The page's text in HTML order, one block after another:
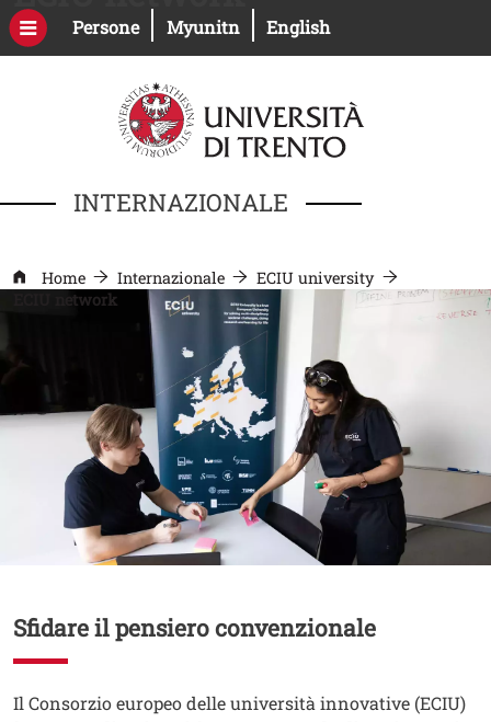
Salta al contenuto principale
PersoneApri il link in una nuova finestra
MyunitnApri il link in una nuova
English
INTERNAZIONALE
Home Internazionale
ECIU university
ECIU network
Sfidare il pensiero convenzionale
Testo
Il Consorzio europeo delle università innovative (ECIU)